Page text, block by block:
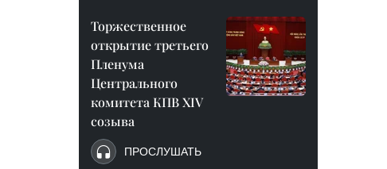
Торжественное
открытие третьего
Пленума
Центрального
комитета КПВ XIV
созыва
ПРОСЛУШАТЬ